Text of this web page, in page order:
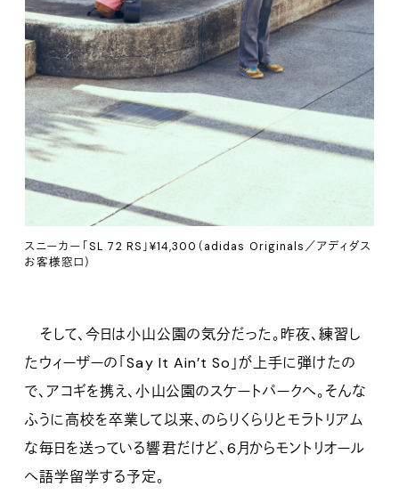
スニーカー「SL 72 RS」¥14,300（adidas Originals／アディダス
お客様窓口）
そして、今日は小山公園の気分だった。昨夜、練習し
たウィーザーの「Say It Ain’t So」が上手に弾けたの
で、アコギを携え、小山公園のスケートパークへ。そんな
ふうに高校を卒業して以来、のらりくらりとモラトリアム
な毎日を送っている響君だけど、6月からモントリオール
へ語学留学する予定。